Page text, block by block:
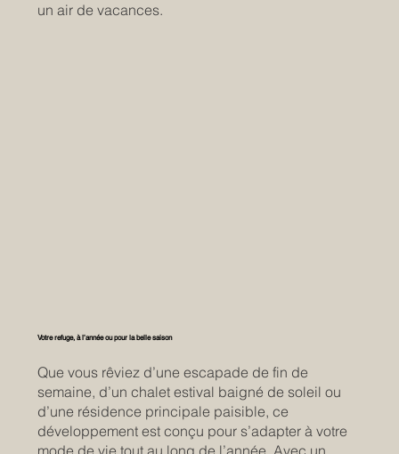
un air de vacances.
Votre refuge, à l’année ou pour la belle saison
Que vous rêviez d’une escapade de fin de
semaine, d’un chalet estival baigné de soleil ou
d’une résidence principale paisible, ce
développement est conçu pour s’adapter à votre